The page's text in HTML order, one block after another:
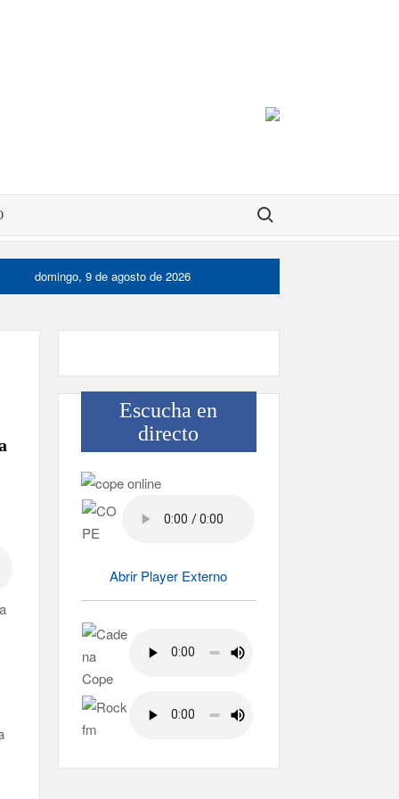
Buscar:
domingo, 9 de agosto de 2026
Escucha en
directo
Abrir Player Externo